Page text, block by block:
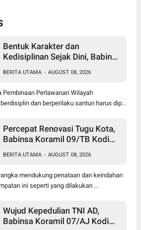
Bentuk Karakter dan
Kedisiplinan Sejak Dini, Babinsa
0208/Asahan Beri Pelatihan
PBB dan Etika Bagi Siswa MIN
7 Pertahanan
BERITA UTAMA - AUGUST 08, 2026
Perlawanan Wilayah
dan berperilaku santun harus dip...
Percepat Renovasi Tugu Kota,
Babinsa Koramil 09/TB Kodim
dan DLH Tanjungbalai Gelar
Gotong Royong
BERITA UTAMA - AUGUST 08, 2026
mendukung penataan dan keindahan
ini seperti yang dilakukan ...
Wujud Kepedulian TNI AD,
Babinsa Koramil 07/AJ Kodim